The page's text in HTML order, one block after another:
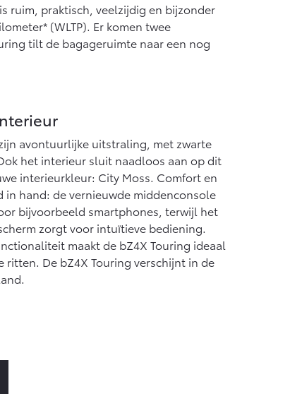
ruim, praktisch, veelzijdig en bijzonder
(WLTP). Er komen twee
tilt de bagageruimte naar een nog
avontuurlijke uitstraling, met zwarte
het interieur sluit naadloos aan op dit
interieurkleur: City Moss. Comfort en
hand: de vernieuwde middenconsole
bijvoorbeeld smartphones, terwijl het
zorgt voor intuïtieve bediening.
maakt de bZ4X Touring ideaal
ritten. De bZ4X Touring verschijnt in de